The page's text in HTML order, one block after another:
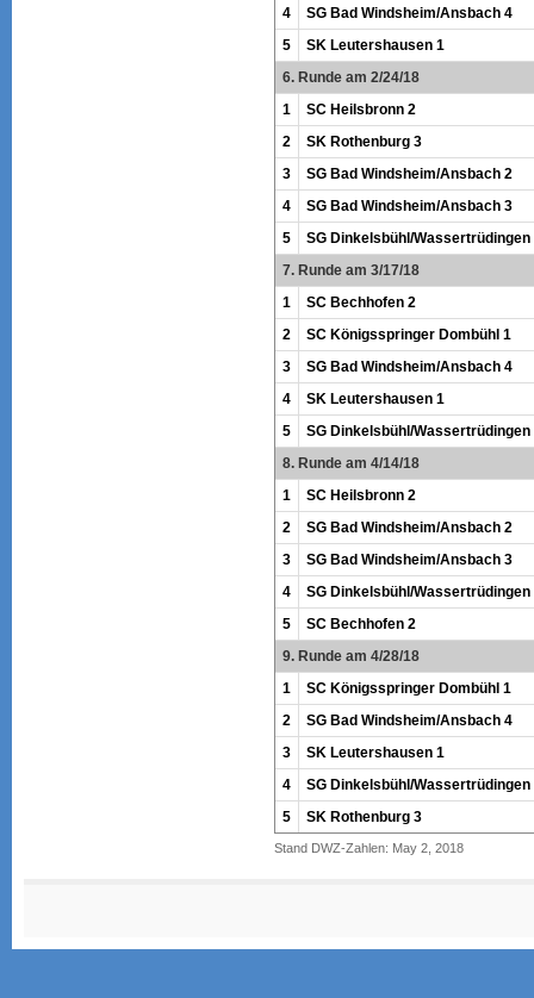
4
SG Bad Windsheim/Ansbach 4
5
SK Leutershausen 1
6. Runde am 2/24/18
1
SC Heilsbronn 2
2
SK Rothenburg 3
3
SG Bad Windsheim/Ansbach 2
4
SG Bad Windsheim/Ansbach 3
5
SG Dinkelsbühl/Wassertrüdingen
7. Runde am 3/17/18
1
SC Bechhofen 2
2
SC Königsspringer Dombühl 1
3
SG Bad Windsheim/Ansbach 4
4
SK Leutershausen 1
5
SG Dinkelsbühl/Wassertrüdingen
8. Runde am 4/14/18
1
SC Heilsbronn 2
2
SG Bad Windsheim/Ansbach 2
3
SG Bad Windsheim/Ansbach 3
4
SG Dinkelsbühl/Wassertrüdingen
5
SC Bechhofen 2
9. Runde am 4/28/18
1
SC Königsspringer Dombühl 1
2
SG Bad Windsheim/Ansbach 4
3
SK Leutershausen 1
4
SG Dinkelsbühl/Wassertrüdingen
5
SK Rothenburg 3
Stand DWZ-Zahlen: May 2, 2018